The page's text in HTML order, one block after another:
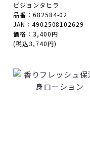
ピジョンタヒラ
品番：682584-02
JAN：4902508102629
価格：3,400円
(税込3,740円)